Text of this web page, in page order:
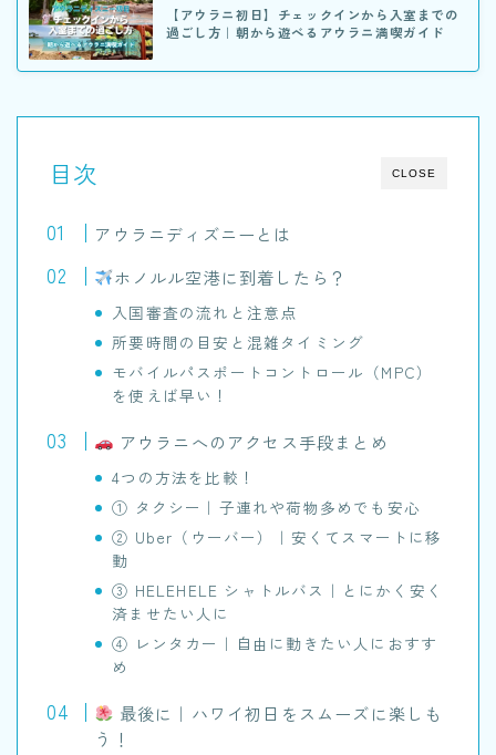
【アウラニ初日】チェックインから入室までの
過ごし方｜朝から遊べるアウラニ満喫ガイド
CLOSE
目次
アウラニディズニーとは
ホノルル空港に到着したら？
入国審査の流れと注意点
所要時間の目安と混雑タイミング
モバイルパスポートコントロール（MPC）
を使えば早い！
アウラニへのアクセス手段まとめ
4つの方法を比較！
① タクシー｜子連れや荷物多めでも安心
② Uber（ウーバー）｜安くてスマートに移
動
③ HELEHELE シャトルバス｜とにかく安く
済ませたい人に
④ レンタカー｜自由に動きたい人におすす
め
最後に｜ハワイ初日をスムーズに楽しも
う！